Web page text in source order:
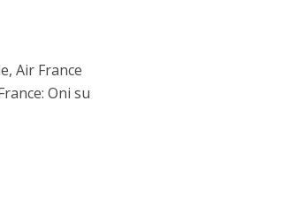
Air France
Oni su